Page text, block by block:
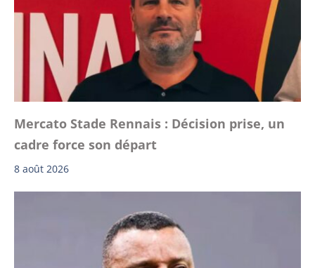
Mercato Stade Rennais : Décision prise, un
cadre force son départ
8 août 2026